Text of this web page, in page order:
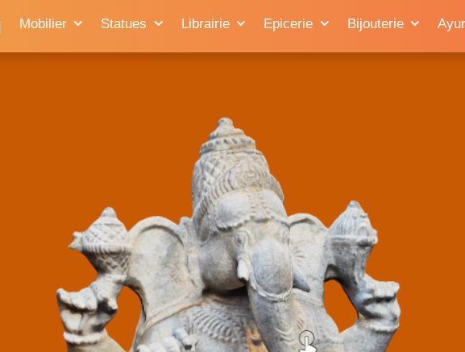
Mobilier Statues Librairie Epicerie Bijouterie